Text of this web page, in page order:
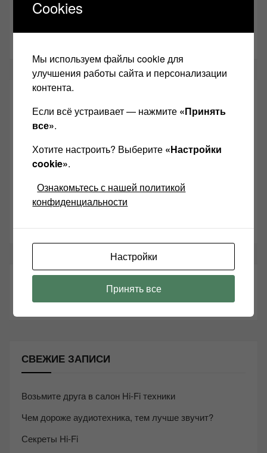
Желаю Вам найти свой звук, с уважением,
Александр Николаевич!
Винтажная Hi-Fi и High-End техника
Одноклассники
СВЕЖИЕ ЗАПИСИ
Возьмите друга в салон Hi-Fi техники
Чем дороже аудиотехника, тем лучше звучит?
Секреты Hi-Fi
Cookies
Мы используем файлы cookie для
улучшения работы сайта и персонализации
контента.
Если всё устраивает — нажмите «Принять
все».
Хотите настроить? Выберите «Настройки
cookie».
Ознакомьтесь с нашей политикой
конфиденциальности
Настройки
Принять все